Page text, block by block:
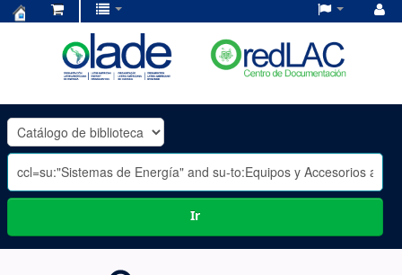
OLADE
-
Ir